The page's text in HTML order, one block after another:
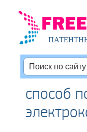
способ